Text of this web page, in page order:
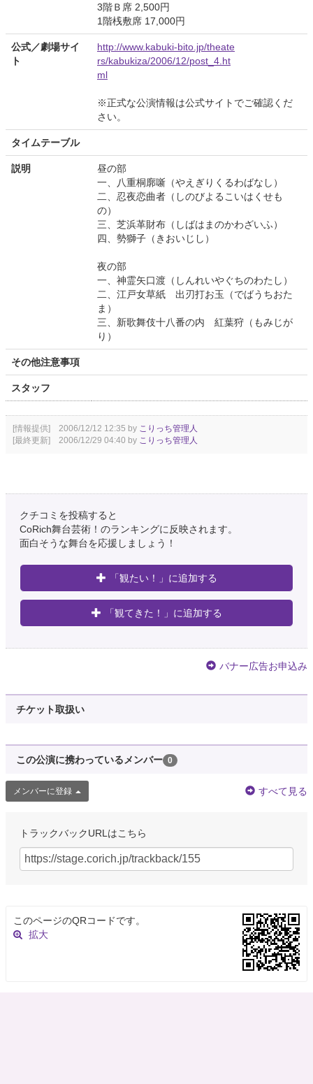
3階Ｂ席 2,500円
1階桟敷席 17,000円
公式／劇場サイ
ト
http://www.kabuki-bito.jp/theate
rs/kabukiza/2006/12/post_4.ht
ml
※正式な公演情報は公式サイトでご確認くだ
さい。
タイムテーブル
説明
昼の部
一、八重桐廓噺（やえぎりくるわばなし）
二、忍夜恋曲者（しのびよるこいはくせも
の）
三、芝浜革財布（しばはまのかわざいふ）
四、勢獅子（きおいじし）
夜の部
一、神霊矢口渡（しんれいやぐちのわたし）
二、江戸女草紙 出刃打お玉（でばうちおた
ま）
三、新歌舞伎十八番の内 紅葉狩（もみじが
り）
その他注意事項
スタッフ
[情報提供] 2006/12/12 12:35 by こりっち管理人
[最終更新] 2006/12/29 04:40 by こりっち管理人
クチコミを投稿すると
CoRich舞台芸術！のランキングに反映されます。
面白そうな舞台を応援しましょう！
「観たい！」に追加する
「観てきた！」に追加する
バナー広告お申込み
チケット取扱い
この公演に携わっているメンバー 0
メンバーに登録 すべて見る
トラックバックURLはこちら
このページのQRコードです。
拡大